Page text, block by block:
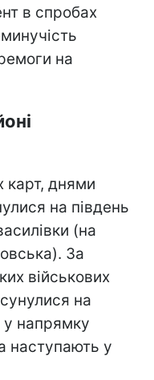
в спробах
на
карт, днями
на південь
(на
За
військових
на
у напрямку
наступають у